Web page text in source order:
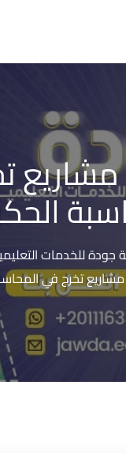
مشاريع
جودة للخدمات